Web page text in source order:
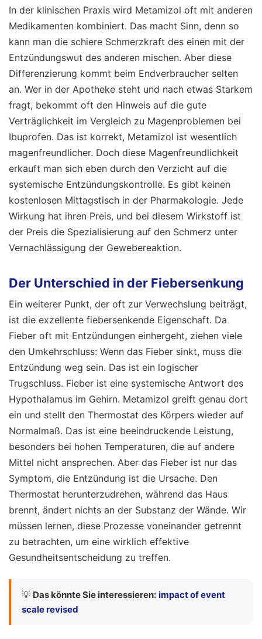
In der klinischen Praxis wird Metamizol oft mit anderen
Medikamenten kombiniert. Das macht Sinn, denn so
kann man die schiere Schmerzkraft des einen mit der
Entzündungswut des anderen mischen. Aber diese
Differenzierung kommt beim Endverbraucher selten
an. Wer in der Apotheke steht und nach etwas Starkem
fragt, bekommt oft den Hinweis auf die gute
Verträglichkeit im Vergleich zu Magenproblemen bei
Ibuprofen. Das ist korrekt, Metamizol ist wesentlich
magenfreundlicher. Doch diese Magenfreundlichkeit
erkauft man sich eben durch den Verzicht auf die
systemische Entzündungskontrolle. Es gibt keinen
kostenlosen Mittagstisch in der Pharmakologie. Jede
Wirkung hat ihren Preis, und bei diesem Wirkstoff ist
der Preis die Spezialisierung auf den Schmerz unter
Vernachlässigung der Gewebereaktion.
Der Unterschied in der Fiebersenkung
Ein weiterer Punkt, der oft zur Verwechslung beiträgt,
ist die exzellente fiebersenkende Eigenschaft. Da
Fieber oft mit Entzündungen einhergeht, ziehen viele
den Umkehrschluss: Wenn das Fieber sinkt, muss die
Entzündung weg sein. Das ist ein logischer
Trugschluss. Fieber ist eine systemische Antwort des
Hypothalamus im Gehirn. Metamizol greift genau dort
ein und stellt den Thermostat des Körpers wieder auf
Normalmaß. Das ist eine beeindruckende Leistung,
besonders bei hohen Temperaturen, die auf andere
Mittel nicht ansprechen. Aber das Fieber ist nur das
Symptom, die Entzündung ist die Ursache. Den
Thermostat herunterzudrehen, während das Haus
brennt, ändert nichts an der Substanz der Wände. Wir
müssen lernen, diese Prozesse voneinander getrennt
zu betrachten, um eine wirklich effektive
Gesundheitsentscheidung zu treffen.
💡 Das könnte Sie interessieren: impact of event
scale revised